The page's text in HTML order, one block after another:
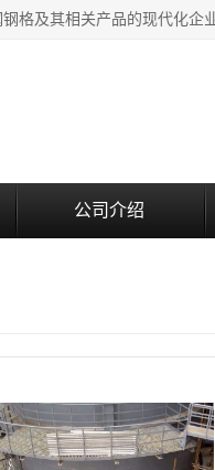
公司介绍